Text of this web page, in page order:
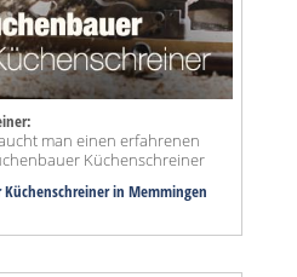
man einen erfahrenen
Küchenschreiner
in Memmingen